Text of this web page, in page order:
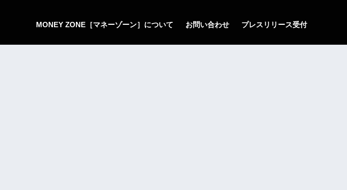
MONEY ZONE［マネーゾーン］について お問い合わせ プレスリリース受付